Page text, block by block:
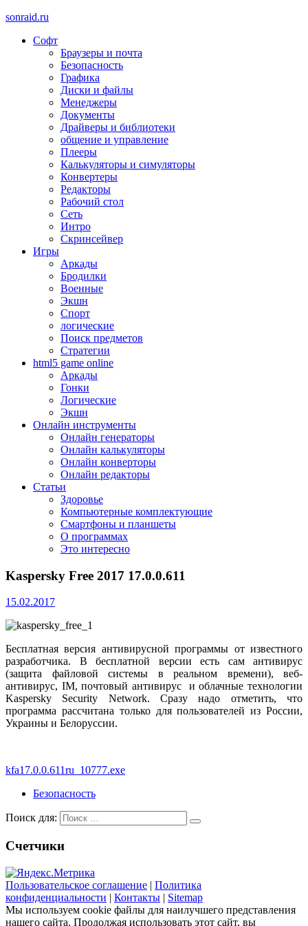
sonraid.ru
Скачивай программы, мини игры
Софт
Браузеры и почта
Безопасность
Графика
Диски и файлы
Менеджеры
Документы
Драйверы и библиотеки
общение и управление
Плееры
Калькуляторы и симуляторы
Конвертеры
Редакторы
Рабочий стол
Сеть
Интро
Скринсейвер
Игры
Аркады
Бродилки
Военные
Экшн
Спорт
логические
Поиск предметов
Стратегии
html5 game online
Аркады
Гонки
Логические
Экшн
Онлайн инструменты
Онлайн генераторы
Онлайн калькуляторы
Онлайн конверторы
Онлайн редакторы
Статьи
Здоровье
Компьютерные комплектующие
Смартфоны и планшеты
О программах
Это интересно
Kaspersky Free 2017 17.0.0.611
15.02.2017
Бесплатная версия антивирусной программы от известного
разработчика. В бесплатной версии есть сам антивирус
(защита файловой системы в реальном времени), веб-
антивирус, IM, почтовый антивирус и облачные технологии
Kaspersky Security Network. Сразу надо отметить, что
программа рассчитана только для пользователей из России,
Украины и Белоруссии.
kfa17.0.0.611ru_10777.exe
Безопасность
Поиск для:
Счетчики
Пользовательское соглашение | Политика
конфиденциальности | Контакты | Sitemap
Мы используем cookie файлы для наилучшего представления
нашего сайта. Продолжая использовать этот сайт, вы